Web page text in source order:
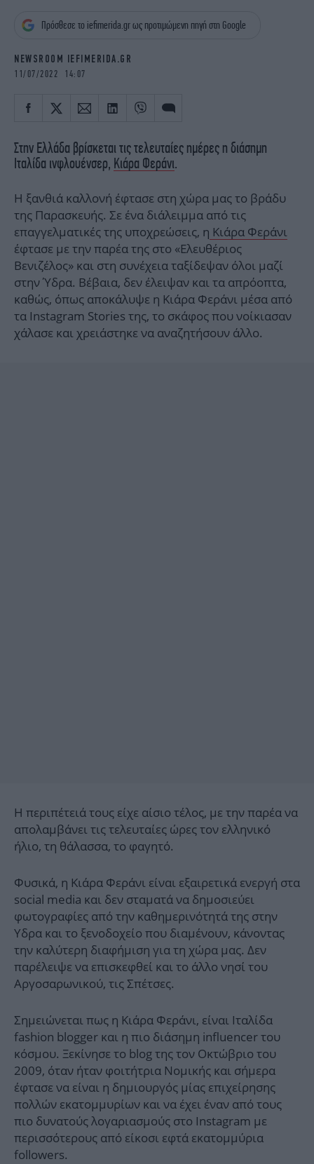
OSCARS
THE OCEAN
Πρόσθεσε το iefimerida.gr ως προτιμώμενη πηγή στη Google
NEWSROOM IEFIMERIDA.GR
11/07/2022 14:07
Στην Ελλάδα βρίσκεται τις τελευταίες ημέρες η διάσημη
Ιταλίδα ινφλουένσερ, Κιάρα Φεράνι.
Η ξανθιά καλλονή έφτασε στη χώρα μας το βράδυ
της Παρασκευής. Σε ένα διάλειμμα από τις
επαγγελματικές της υποχρεώσεις, η Κιάρα Φεράνι
έφτασε με την παρέα της στο «Ελευθέριος
Βενιζέλος» και στη συνέχεια ταξίδεψαν όλοι μαζί
στην Ύδρα. Βέβαια, δεν έλειψαν και τα απρόοπτα,
καθώς, όπως αποκάλυψε η Κιάρα Φεράνι μέσα από
τα Instagram Stories της, το σκάφος που νοίκιασαν
χάλασε και χρειάστηκε να αναζητήσουν άλλο.
Η περιπέτειά τους είχε αίσιο τέλος, με την παρέα να
απολαμβάνει τις τελευταίες ώρες τον ελληνικό
ήλιο, τη θάλασσα, το φαγητό.
Φυσικά, η Κιάρα Φεράνι είναι εξαιρετικά ενεργή στα
social media και δεν σταματά να δημοσιεύει
φωτογραφίες από την καθημερινότητά της στην
Υδρα και το ξενοδοχείο που διαμένουν, κάνοντας
την καλύτερη διαφήμιση για τη χώρα μας. Δεν
παρέλειψε να επισκεφθεί και το άλλο νησί του
Αργοσαρωνικού, τις Σπέτσες.
Σημειώνεται πως η Κιάρα Φεράνι, είναι Ιταλίδα
fashion blogger και η πιο διάσημη influencer του
κόσμου. Ξεκίνησε το blog της τον Οκτώβριο του
2009, όταν ήταν φοιτήτρια Νομικής και σήμερα
έφτασε να είναι η δημιουργός μίας επιχείρησης
πολλών εκατομμυρίων και να έχει έναν από τους
πιο δυνατούς λογαριασμούς στο Instagram με
περισσότερους από είκοσι εφτά εκατομμύρια
followers.